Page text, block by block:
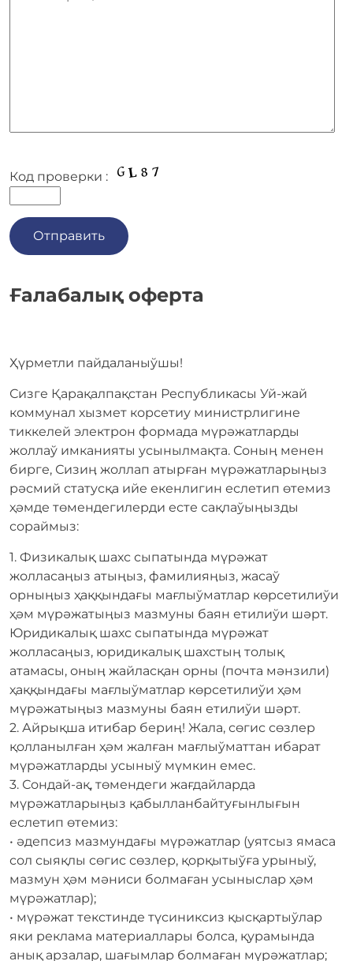
Код проверки :
Ғалабалық оферта
Ҳүрметли пайдаланыўшы!
Сизге Қарақалпақстан Республикасы Уй-жай
коммунал хызмет корсетиу министрлигине
тиккелей электрон формада мүрәжатларды
жоллаў имканияты усынылмақта. Соныӊ менен
бирге, Сизиӊ жоллап атырған мүрәжатларыӊыз
рәсмий статусқа ийе екенлигин еслетип өтемиз
ҳәмде төмендегилерди есте сақлаўыӊызды
сораймыз:
1. Физикалық шахс сыпатында мүрәжат
жолласаӊыз атыңыз, фамилияӊыз, жасаў
орныӊыз ҳаққындағы мағлыўматлар көрсетилиўи
ҳәм мүрәжатыӊыз мазмуны баян етилиўи шәрт.
Юридикалық шахс сыпатында мүрәжат
жолласаӊыз, юридикалық шахстыӊ толық
атамасы, оныӊ жайласқан орны (почта мәнзили)
ҳаққындағы мағлыўматлар көрсетилиўи ҳәм
мүрәжатыӊыз мазмуны баян етилиўи шәрт.
2. Айрықша итибар бериӊ! Жала, сөгис сөзлер
қолланылған ҳәм жалған мағлыўматтан ибарат
мүрәжатларды усыныў мүмкин емес.
3. Сондай-ақ, төмендеги жағдайларда
мүрәжатларыӊыз қабылланбайтуғынлығын
еслетип өтемиз:
• әдепсиз мазмундағы мүрәжатлар (уятсыз ямаса
сол сыяқлы сөгис сөзлер, қорқытыўға урыныў,
мазмун ҳәм мәниси болмаған усыныслар ҳәм
мүрәжатлар);
• мүрәжат текстинде түсиниксиз қысқартыўлар
яки реклама материаллары болса, қурамында
анық арзалар, шағымлар болмаған мүрәжатлар;